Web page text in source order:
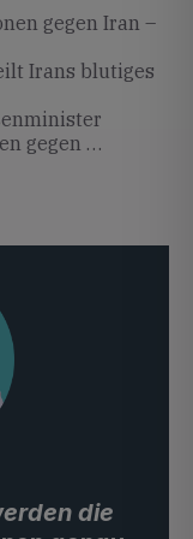
gegen Iran –
Irans blutiges
gegen …
die